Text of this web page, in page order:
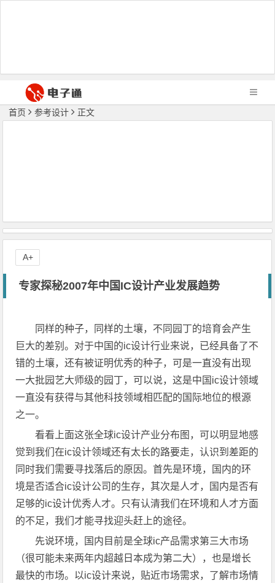
首页 参考设计 正文
专家探秘2007年中国IC设计产业发展趋势
同样的种子，同样的土壤，不同园丁的培育会产生
巨大的差别。对于中国的ic设计行业来说，已经具备了不
错的土壤，还有被证明优秀的种子，可是一直没有出现
一大批园艺大师级的园丁，可以说，这是中国ic设计领域
一直没有获得与其他科技领域相匹配的国际地位的根源
之一。
看看上面这张全球ic设计产业分布图，可以明显地感
觉到我们在ic设计领域还有太长的路要走，认识到差距的
同时我们需要寻找落后的原因。首先是环境，国内的环
境是否适合ic设计公司的生存，其次是人才，国内是否有
足够的ic设计优秀人才。只有认清我们在环境和人才方面
的不足，我们才能寻找迎头赶上的途径。
先说环境，国内目前是全球ic产品需求第三大市场
（很可能未来两年内超越日本成为第二大），也是增长
最快的市场。以ic设计来说，贴近市场需求，了解市场情
A+